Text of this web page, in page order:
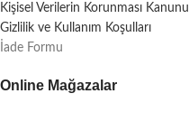
Kişisel Verilerin Korunması Kanunu
Gizlilik ve Kullanım Koşulları
İade Formu
Online Mağazalar